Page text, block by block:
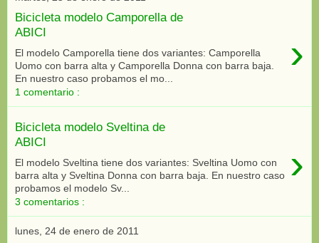
Bicicleta modelo Camporella de
ABICI
›
El modelo Camporella tiene dos variantes: Camporella
Uomo con barra alta y Camporella Donna con barra baja.
En nuestro caso probamos el mo...
1 comentario :
Bicicleta modelo Sveltina de
ABICI
›
El modelo Sveltina tiene dos variantes: Sveltina Uomo con
barra alta y Sveltina Donna con barra baja. En nuestro caso
probamos el modelo Sv...
3 comentarios :
lunes, 24 de enero de 2011